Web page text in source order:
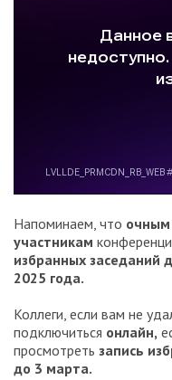
Напоминаем, что очным
участникам
избранных заседаний
2025 года.
Коллеги, если вам не
подключиться онлайн,
просмотреть запись
до 3 марта.